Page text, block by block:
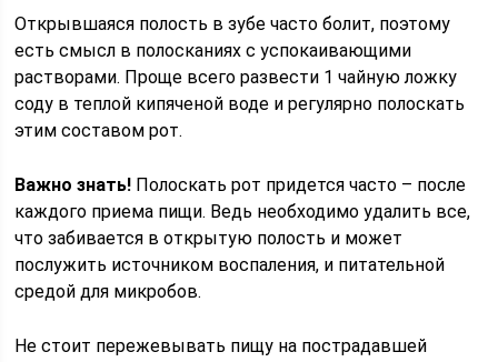
Открывшаяся полость в зубе часто болит, поэтому
есть смысл в полосканиях с успокаивающими
растворами. Проще всего развести 1 чайную ложку
соду в теплой кипяченой воде и регулярно полоскать
этим составом рот.
Важно знать! Полоскать рот придется часто – после
каждого приема пищи. Ведь необходимо удалить все,
что забивается в открытую полость и может
послужить источником воспаления, и питательной
средой для микробов.
Не стоит пережевывать пищу на пострадавшей